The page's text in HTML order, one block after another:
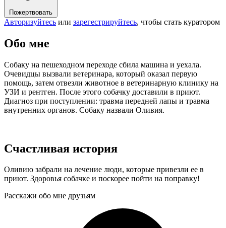
Пожертвовать
Авторизуйтесь или зарегестрируйтесь, чтобы стать куратором
Обо мне
Собаку на пешеходном переходе сбила машина и уехала.
Очевидцы вызвали ветеринара, который оказал первую
помощь, затем отвезли животное в ветеринарную клинику на
УЗИ и рентген. После этого собачку доставили в приют.
Диагноз при поступлении: травма передней лапы и травма
внутренних органов. Собаку назвали Оливия.
Счастливая история
Оливию забрали на лечение люди, которые привезли ее в
приют. Здоровья собачке и поскорее пойти на поправку!
Расскажи обо мне друзьям